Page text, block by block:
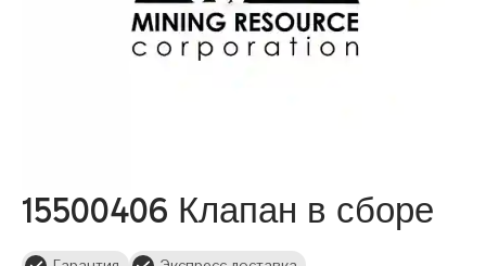
15500406 Клапан в сборе